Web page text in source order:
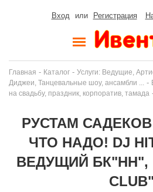
Вход или Регистрация
Главная - Каталог - Услуги: Ведущие,
Диджеи, Танцевальные шоу, ансамбли ...
-
на свадьбу, праздник, корпоратив, тамада
РУСТАМ
ЧТО НАДО! DJ
ВЕДУЩИЙ БК"НН",
CLUB"